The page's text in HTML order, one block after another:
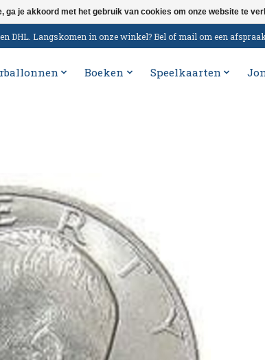
DHL. Langskomen in onze winkel? Bel of mail om een
Boeken Speelkaarten
ga je akkoord met het gebruik van cookies om onze website te